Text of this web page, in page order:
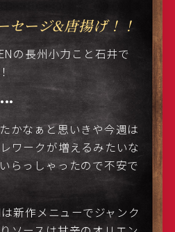
セージ&唐揚げ！！
の長州小力こと石井で
かなぁと思いきや今週は
ワークが増えるみたいな
らっしゃったので不安で
新作メニューでジャンク